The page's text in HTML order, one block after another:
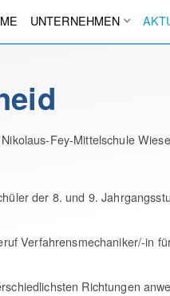
UNTERNEHMEN
Fey-Mittelschule
der 8. und 9.
Verfahrensmechaniker/-in
Richtungen